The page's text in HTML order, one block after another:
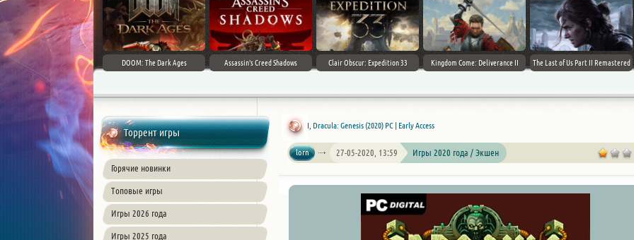
DOOM: The Dark Ages Assassin's Creed Shadows Clair Obscur: Expedition 33 Kingdom Come: Deliverance II The Last of Us Part II Remastered
Торрент игры
Горячие новинки
Топовые игры
Игры 2026 года
Игры 2025 года
I, Dracula: Genesis (2020) PC | Early Access
lorn 27-05-2020, 13:59 Игры 2020 года / Экшен